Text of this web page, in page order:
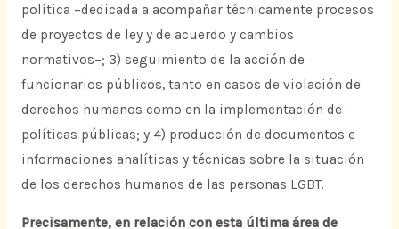
política –dedicada a acompañar técnicamente procesos
de proyectos de ley y de acuerdo y cambios
normativos–; 3) seguimiento de la acción de
funcionarios públicos, tanto en casos de violación de
derechos humanos como en la implementación de
políticas públicas; y 4) producción de documentos e
informaciones analíticas y técnicas sobre la situación
de los derechos humanos de las personas LGBT.
Precisamente, en relación con esta última área de